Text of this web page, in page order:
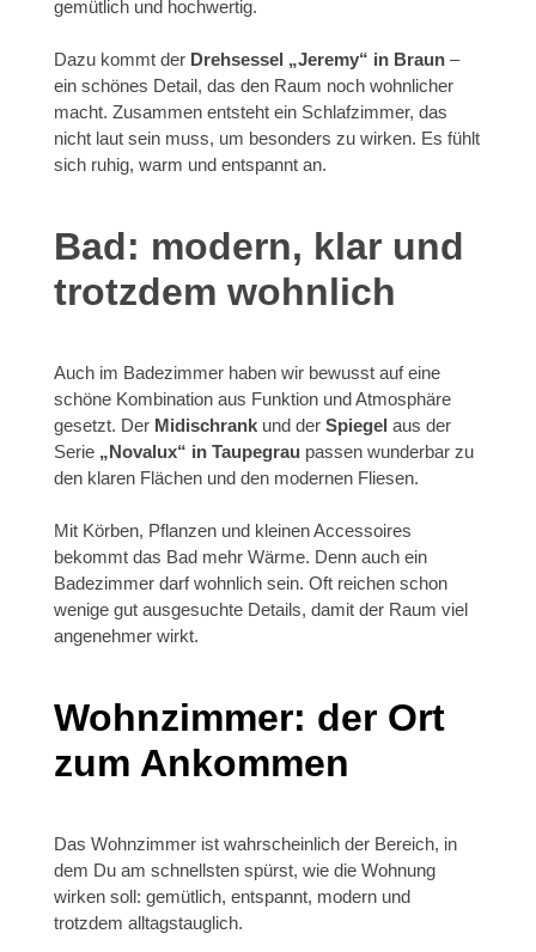
gemütlich und hochwertig.
Dazu kommt der Drehsessel „Jeremy“ in Braun –
ein schönes Detail, das den Raum noch wohnlicher
macht. Zusammen entsteht ein Schlafzimmer, das
nicht laut sein muss, um besonders zu wirken. Es fühlt
sich ruhig, warm und entspannt an.
Bad: modern, klar und
trotzdem wohnlich
Auch im Badezimmer haben wir bewusst auf eine
schöne Kombination aus Funktion und Atmosphäre
gesetzt. Der Midischrank und der Spiegel aus der
Serie „Novalux“ in Taupegrau passen wunderbar zu
den klaren Flächen und den modernen Fliesen.
Mit Körben, Pflanzen und kleinen Accessoires
bekommt das Bad mehr Wärme. Denn auch ein
Badezimmer darf wohnlich sein. Oft reichen schon
wenige gut ausgesuchte Details, damit der Raum viel
angenehmer wirkt.
Wohnzimmer: der Ort
zum Ankommen
Das Wohnzimmer ist wahrscheinlich der Bereich, in
dem Du am schnellsten spürst, wie die Wohnung
wirken soll: gemütlich, entspannt, modern und
trotzdem alltagstauglich.